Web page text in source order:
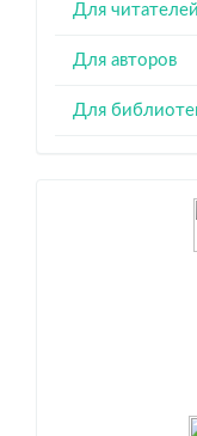
Для читателей
Для авторов
Для